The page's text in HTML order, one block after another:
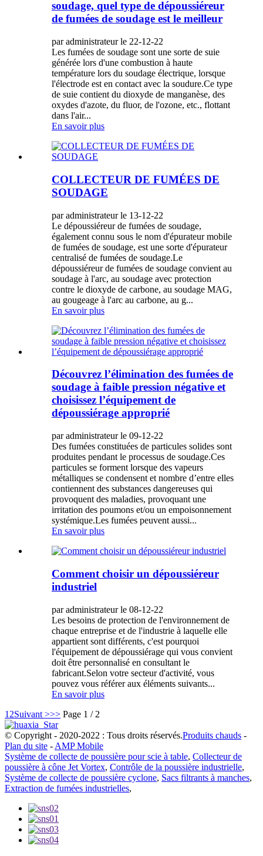
soudage, quel type de dépoussiéreur
de fumées de soudage est le meilleur
par administrateur le 22-12-22
Les fumées de soudage sont une sorte de suie
générée lors d'une combustion à haute
température lors du soudage électrique, lorsque
l'électrode est en contact avec la soudure.Ce type
de suie contient du dioxyde de manganèse, des
oxydes d'azote, du fluor, de l'ozone, etc., flottant
dans l'air...
En savoir plus
COLLECTEUR DE FUMÉES DE
SOUDAGE
par administrateur le 13-12-22
Le dépoussiéreur de fumées de soudage,
également connu sous le nom d'épurateur mobile
de fumées de soudage, est une sorte d'épurateur
centralisé de fumées de soudage.Le
dépoussiéreur de fumées de soudage convient au
soudage à l'arc, au soudage avec protection
contre le dioxyde de carbone, au soudage MAG,
au gougeage à l'arc au carbone, au g...
En savoir plus
Découvrez l’élimination des fumées de
soudage à faible pression négative et
choisissez l’équipement de
dépoussiérage approprié
par administrateur le 09-12-22
Des fumées constituées de particules solides sont
produites pendant le processus de soudage.Ces
particules se forment lorsque des vapeurs
métalliques se condensent et nombre d’entre elles
contiennent des substances dangereuses qui
provoquent des maladies, provoquant une
irritation des poumons et/ou un empoisonnement
systémique.Les fumées peuvent aussi...
En savoir plus
Comment choisir un dépoussiéreur
industriel
par administrateur le 08-12-22
Les besoins de protection de l'environnement de
chaque entreprise et de l'industrie à laquelle elle
appartient sont différents, c'est pourquoi
l'équipement de dépoussiérage qui vous convient
doit être personnalisé en consultant le
fabricant.Selon votre secteur d'activité, vous
pouvez vous référer aux éléments suivants...
En savoir plus
1 2Suivant >>> Page 1 / 2
© Copyright - 2020-2022 : Tous droits réservés.Produits chauds -
Plan du site - AMP Mobile
Système de collecte de poussière pour scie à table, Collecteur de
poussière à cône Jet Vortex, Contrôle de la poussière industrielle,
Système de collecte de poussière cyclone, Sacs filtrants à manches,
Extraction de fumées industrielles,